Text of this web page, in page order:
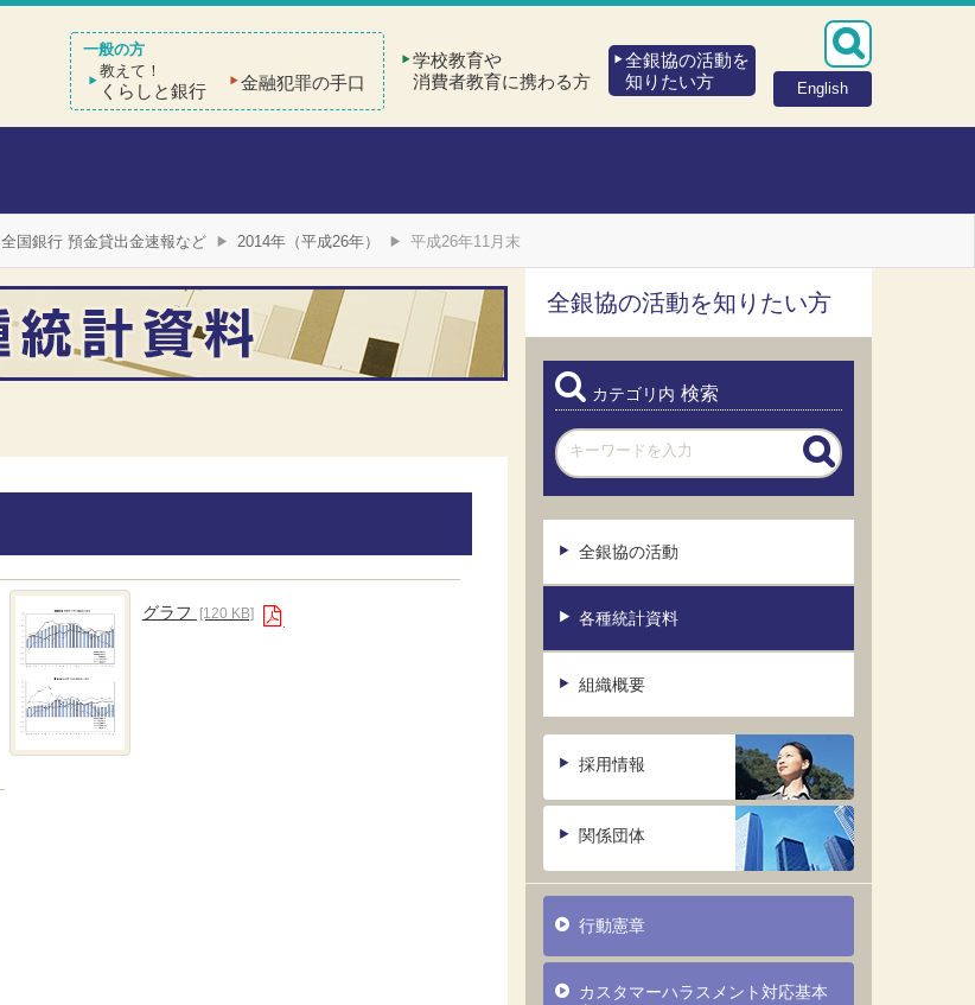
English
教えて！
くらしと銀行 金融犯罪の手口
学校教育や
消費者教育に携わる方
全銀協の活動を
知りたい方
全国銀行 預金貸出金速報など 2014年（平成26年） 平成26年11月末
グラフ [120 KB]
全銀協の活動を知りたい方
カテゴリ内 検索
全銀協の活動
各種統計資料
組織概要
採用情報
関係団体
行動憲章
カスタマーハラスメント対応基本